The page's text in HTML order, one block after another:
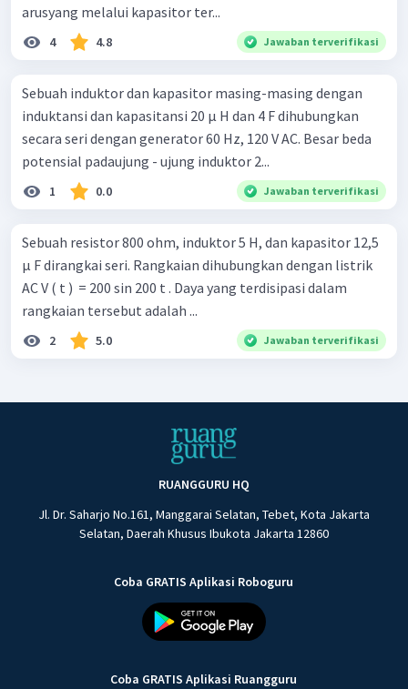
arusyang melalui kapasitor ter...
4 4.8 Jawaban terverifikasi
Sebuah induktor dan kapasitor masing-masing dengan
induktansi dan kapasitansi 20 μ H dan 4 F dihubungkan
secara seri dengan generator 60 Hz, 120 V AC. Besar beda
potensial padaujung - ujung induktor 2...
1 0.0 Jawaban terverifikasi
Sebuah resistor 800 ohm, induktor 5 H, dan kapasitor 12,5
μ F dirangkai seri. Rangkaian dihubungkan dengan listrik
AC V ( t ) ​ = 200 sin 200 t . Daya yang terdisipasi dalam
rangkaian tersebut adalah ...
2 5.0 Jawaban terverifikasi
RUANGGURU HQ
Jl. Dr. Saharjo No.161, Manggarai Selatan, Tebet, Kota Jakarta
Selatan, Daerah Khusus Ibukota Jakarta 12860
Coba GRATIS Aplikasi Roboguru
Coba GRATIS Aplikasi Ruangguru